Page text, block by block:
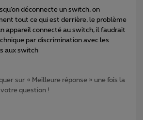
déconnecte un switch, on
tout ce qui est derrière, le problème
appareil connecté au switch, il faudrait
par discrimination avec les
aux switch
sur « Meilleure réponse » une fois la
question !